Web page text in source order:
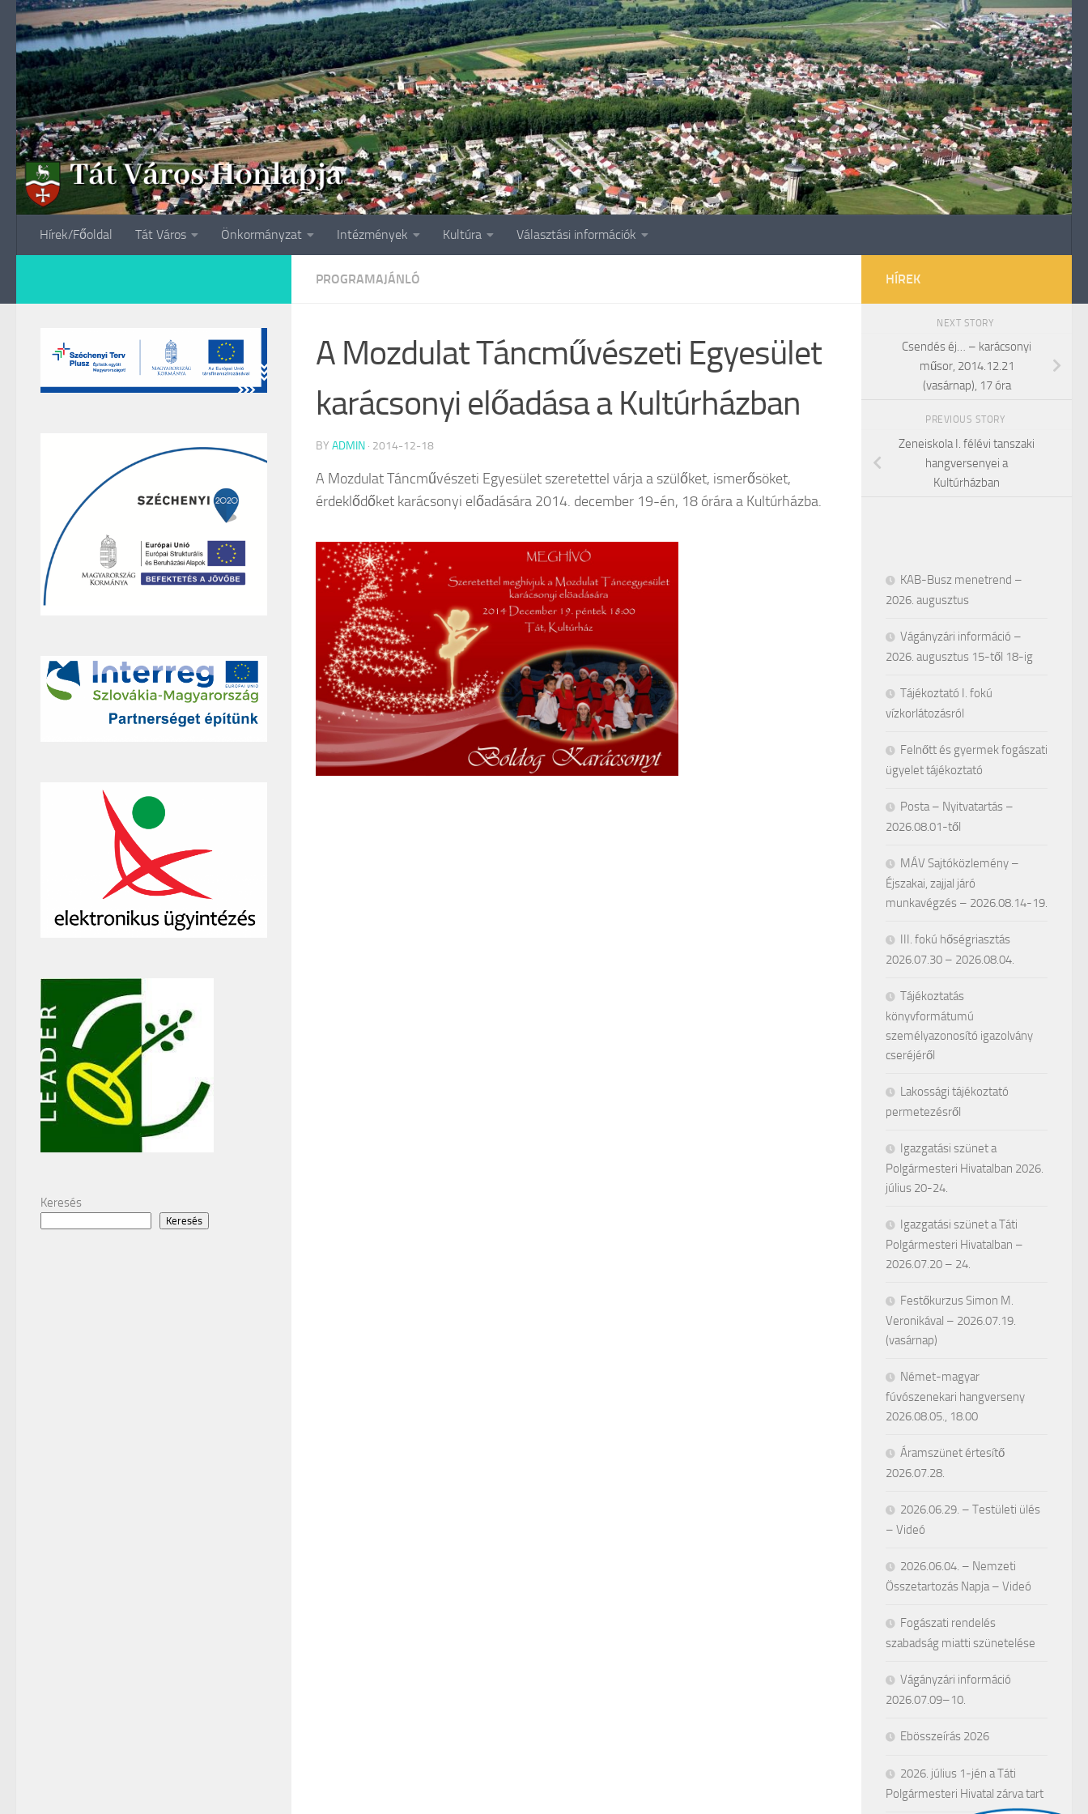
Skip to content
Hírek/Főoldal Tát Város Önkormányzat Intézmények Kultúra Választási információk
PROGRAMAJÁNLÓ
A Mozdulat Táncművészeti Egyesület
karácsonyi előadása a Kultúrházban
BY ADMIN · 2014-12-18
A Mozdulat Táncművészeti Egyesület szeretettel várja a szülőket, ismerősöket,
érdeklődőket karácsonyi előadására 2014. december 19-én, 18 órára a Kultúrházba.
Keresés
Keresés
HÍREK
NEXT STORY
Csendés éj… – karácsonyi
műsor, 2014.12.21
(vasárnap), 17 óra
PREVIOUS STORY
Zeneiskola I. félévi tanszaki
hangversenyei a
Kultúrházban
KAB-Busz menetrend –
2026. augusztus
Vágányzári információ –
2026. augusztus 15-től 18-ig
Tájékoztató I. fokú
vízkorlátozásról
Felnőtt és gyermek fogászati
ügyelet tájékoztató
Posta – Nyitvatartás –
2026.08.01-től
MÁV Sajtóközlemény –
Éjszakai, zajjal járó
munkavégzés – 2026.08.14-19.
III. fokú hőségriasztás
2026.07.30 – 2026.08.04.
Tájékoztatás
könyvformátumú
személyazonosító igazolvány
cseréjéről
Lakossági tájékoztató
permetezésről
Igazgatási szünet a
Polgármesteri Hivatalban 2026.
július 20-24.
Igazgatási szünet a Táti
Polgármesteri Hivatalban –
2026.07.20 – 24.
Festőkurzus Simon M.
Veronikával – 2026.07.19.
(vasárnap)
Német-magyar
fúvószenekari hangverseny
2026.08.05., 18.00
Áramszünet értesítő
2026.07.28.
2026.06.29. – Testületi ülés
– Videó
2026.06.04. – Nemzeti
Összetartozás Napja – Videó
Fogászati rendelés
szabadság miatti szünetelése
Vágányzári információ
2026.07.09–10.
Ebösszeírás 2026
2026. július 1-jén a Táti
Polgármesteri Hivatal zárva tart